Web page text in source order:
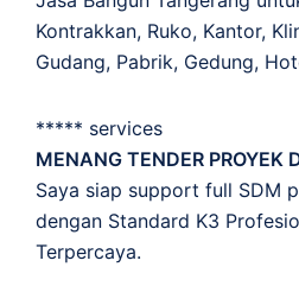
Kontrakkan, Ruko, Kantor,
Gudang, Pabrik, Gedung,
***** services
MENANG TENDER PROYEK
Saya siap support full SDM
dengan Standard K3
Terpercaya.